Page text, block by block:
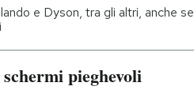
e Dyson, tra gli altri, anche se
pieghevoli